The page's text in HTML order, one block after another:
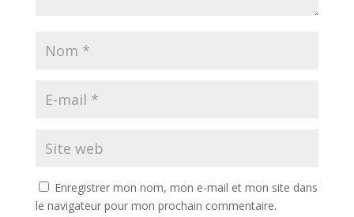
Enregistrer mon nom, mon e-mail et mon site dans
le navigateur pour mon prochain commentaire.